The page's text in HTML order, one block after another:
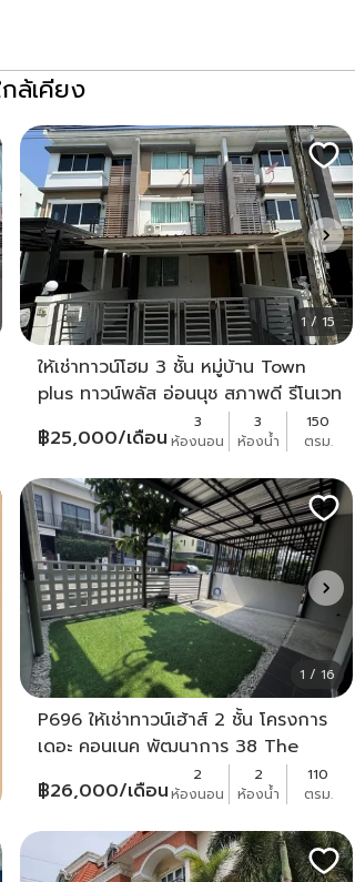
ล้เคียง
1 / 15
ให้เช่าทาวน์โฮม 3 ชั้น หมู่บ้าน Town
plus ทาวน์พลัส อ่อนนุช สภาพดี รีโนเวท
ใหม่ เหมาะอยู่อาศัย ใกล้โรบินสัน
ลาดกระบัง
฿25,000/เดือน
3
ห้องนอน
3
ห้องน้ำ
150
ตรม.
1 / 16
P696 ให้เช่าทาวน์เฮ้าส์ 2 ชั้น โครงการ
เดอะ คอนเนค พัฒนาการ 38 The
Connect Pattanakarn 38 ตกแต่ง
สวยพร้อมเข้าอยู่
฿26,000/เดือน
2
ห้องนอน
2
ห้องน้ำ
110
ตรม.